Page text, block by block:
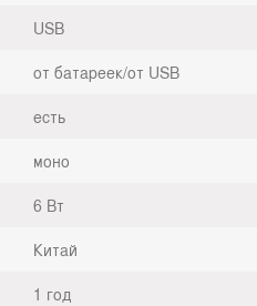
USB
от батареек/от USB
есть
моно
6 Вт
Китай
1 год